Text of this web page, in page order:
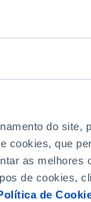
do site,
cookies, que
as melhores
de cookies,
de